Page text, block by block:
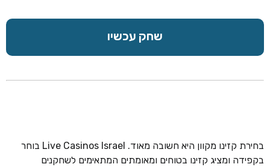
שחק עכשיו
בחירת קזינו מקוון היא חשובה מאוד. Live Casinos Israel בוחר
בקפידה ומציג קזינו בטוחים ומאומתים המתאימים לשחקנים